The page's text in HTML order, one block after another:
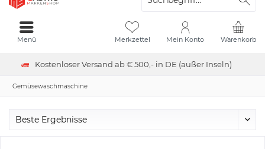
Kostenloser Versand ab € 500,- in DE (außer Inseln)
Warenkorb
Merkzettel Mein Konto
Menü
Gemüsewaschmaschine